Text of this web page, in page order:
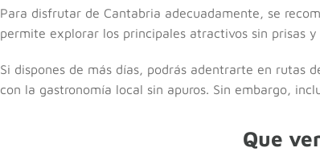
Para disfrutar de Cantabria adecuadamente, se
permite explorar los principales atractivos sin prisas
Si dispones de más días, podrás adentrarte en rutas
con la gastronomía local sin apuros. Sin embargo,
Que